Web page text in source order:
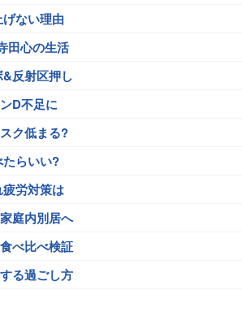
ない理由
田心の生活
反射区押し
D不足に
ク低まる?
たらいい?
労対策は
庭内別居へ
べ比べ検証
る過ごし方